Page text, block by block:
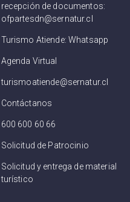
recepción de documentos:
ofpartesdn@sernatur.cl
Turismo Atiende: Whatsapp
Agenda Virtual
turismoatiende@sernatur.cl
Contáctanos
600 600 60 66
Solicitud de Patrocinio
Solicitud y entrega de material
turístico